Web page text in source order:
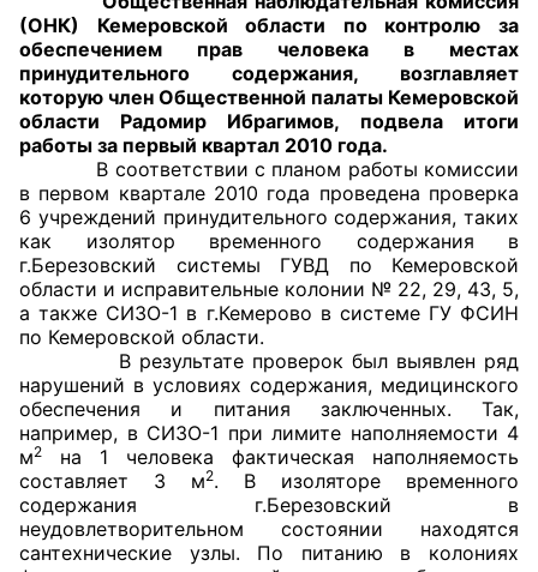
+7 (3842) 58-82-40
OPKO42@BK.RU
ОБРАТНАЯ СВЯЗЬ
Главная
Общественные советы
Общественные советы при территориальных
органах федеральных органов
исполнительной власти
Общественные советы по проведению
независимой оценки качества условий
(ОНК) Кемеровской области по контролю за
обеспечением прав человека в местах
принудительного содержания, возглавляет
которую член Общественной палаты Кемеровской
области Радомир Ибрагимов,
подвела итоги
работы за первый квартал 2010 года.
В соответствии с планом работы комиссии
в первом квартале 2010 года проведена проверка
6 учреждений принудительного содержания, таких
как изолятор временного содержания в
г.Березовский системы ГУВД по Кемеровской
области и исправительные колонии № 22, 29, 43, 5,
а также СИЗО-1 в г.Кемерово в системе ГУ ФСИН
по Кемеровской области.
В результате проверок был выявлен ряд
нарушений в условиях содержания, медицинского
обеспечения и питания заключенных. Так,
например, в СИЗО-1 при лимите наполняемости 4
м2
на 1 человека фактическая наполняемость
составляет 3 м2. В изоляторе временного
содержания г.Березовский в
неудовлетворительном состоянии находятся
сантехнические узлы. По питанию в колониях